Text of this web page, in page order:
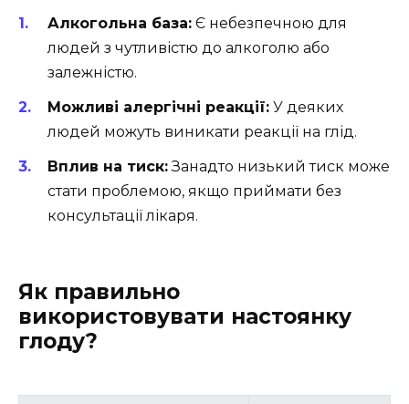
Алкогольна база: Є небезпечною для
людей з чутливістю до алкоголю або
залежністю.
Можливі алергічні реакції: У деяких
людей можуть виникати реакції на глід.
Вплив на тиск:Занадто низький тиск може
стати проблемою, якщо приймати без
консультації лікаря.
Як правильно
використовувати настоянку
глоду?